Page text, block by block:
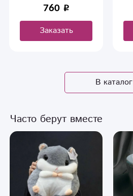
760
Заказать
В каталог
Часто берут вместе